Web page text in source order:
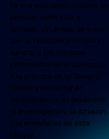
Es una asociación médica de
carácter científico y
cultural, sin ánimo de lucro,
con la finalidad principal el
agrupar a los médicos
interesados en el concepto
y la práctica de la Terapia
Neural y fomentar el
conocimiento, el desarrollo,
la investigación, la difusión
y la enseñanza de esta
terapia.